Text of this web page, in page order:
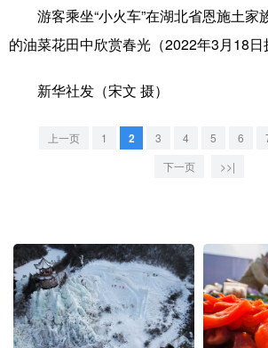
地方频道
浙江 安徽 福建
四川 贵州 云南
陕西 甘肃 青海
新疆 内蒙古 黑龙江
游客乘坐“小火车”在湖北省恩施土家
的油菜花田中欣赏春光（2022年3月18日
新华社发（宋文 摄）
上一页 1 2 3 4 5 6
下一页
>>|